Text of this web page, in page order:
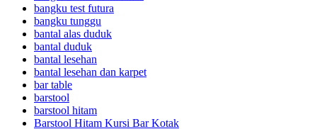
bangku test futura
bangku tunggu
bantal alas duduk
bantal duduk
bantal lesehan
bantal lesehan dan karpet
bar table
barstool
barstool hitam
Barstool Hitam Kursi Bar Kotak